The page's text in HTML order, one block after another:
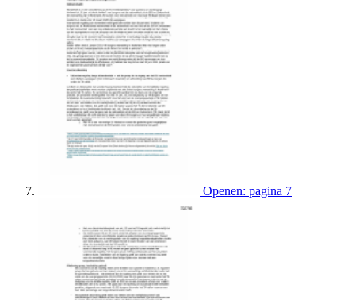
Openen: pagina 7